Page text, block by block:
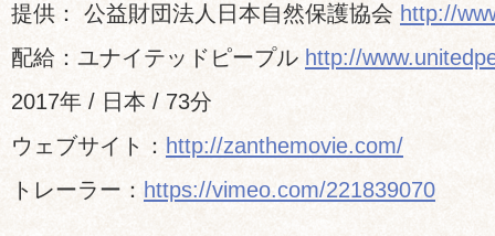
提供： 公益財団法人日本自然保護協会 http://
配給：ユナイテッドピープル http://
2017年 / 日本 / 73分
ウェブサイト： http://zanthemovie.com/
トレーラー： https://vimeo.com/221839070